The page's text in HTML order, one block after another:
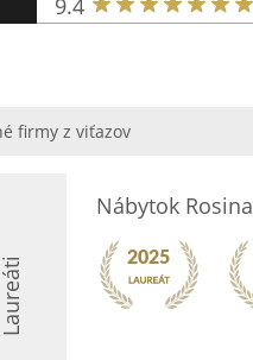
9.4
firmy z viťazov
Laureáti
Nábytok Rosina